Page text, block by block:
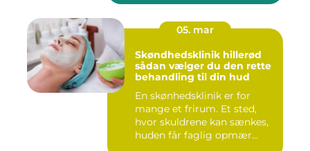
05. mar
Skøndhedsklinik hillerød
sådan vælger du den rette
behandling til din hud
En skønhedsklinik er for
mange et frirum. Et sted,
hvor skuldrene kan sænkes,
huden får faglig opmær...